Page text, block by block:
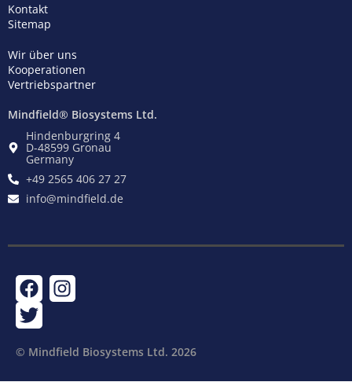
Kontakt
Sitemap
Wir über uns
Kooperationen
Vertriebspartner
Mindfield® Biosystems Ltd.
Hindenburgring 4
D-48599 Gronau
Germany
+49 2565 406 27 27
info@mindfield.de
© Mindfield Biosystems Ltd. ​2026
F
a
c
b
I
n
a
T
w
i
t